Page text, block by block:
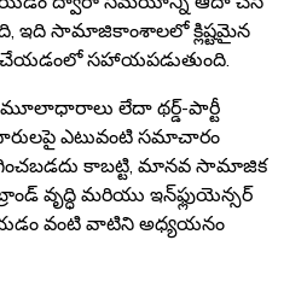
ఇది సామాజికాంశాలలో క్లిష్టమైన
చేయడంలో సహాయపడుతుంది.
లేదా థర్డ్-పార్టీ
ఎటువంటి సమాచారం
కాబట్టి, మానవ సామాజిక
వృద్ధి మరియు ఇన్‌ఫ్లుయెన్సర్
వంటి వాటిని అధ్యయనం